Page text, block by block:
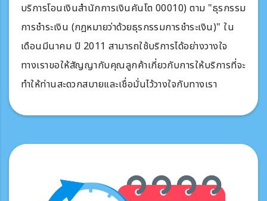
บริการโอนเงินสำนักการเงินคันโต 00010) ตาม "ธุรกรรม
การชำระเงิน (กฎหมายว่าด้วยธุรกรรมการชำระเงิน)" ใน
เดือนมีนาคม ปี 2011 สามารถใช้บริการได้อย่างวางใจ
ทางเราขอให้สัญญากับคุณลูกค้าเกี่ยวกับการให้บริการที่จะ
ทำให้ท่านสะดวกสบายและเชื่อมั่นไว้วางใจกับทางเรา